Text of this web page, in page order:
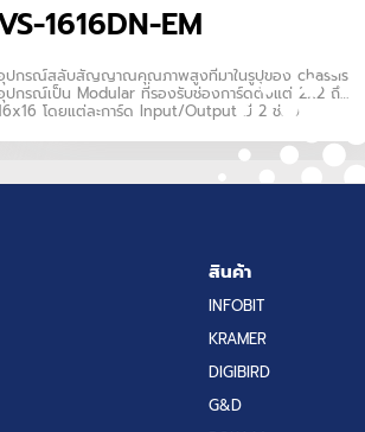
1616DN-EM
ปกรณ์สลับสัญญาณคุณภาพสูงที่มาในรูปของ chassis.
ปกรณ์เป็น Modular ที่รองรับช่องการ์ดตั้งแต่ 2x2 ถึง
โดยแต่ละการ์ด Input/Output มี 2 ช่อง
สินค้า
INFOBIT
KRAMER
DIGIBIRD
G&D